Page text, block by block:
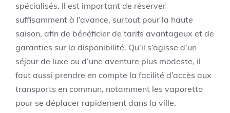
spécialisés. Il est important de réserver
suffisamment à l’avance, surtout pour la haute
saison, afin de bénéficier de tarifs avantageux et de
garanties sur la disponibilité. Qu’il s’agisse d’un
séjour de luxe ou d’une aventure plus modeste, il
faut aussi prendre en compte la facilité d’accès aux
transports en commun, notamment les vaporetto
pour se déplacer rapidement dans la ville.